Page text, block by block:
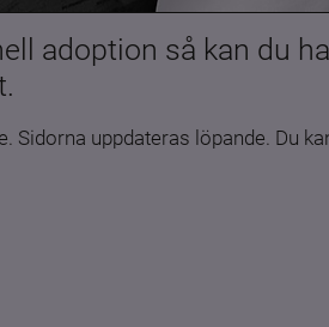
adoption så kan du
uppdateras löpande. Du